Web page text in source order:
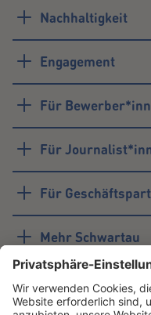
Nachhaltigkeit
Engagement
Für
Für
Für
Mehr Schwartau